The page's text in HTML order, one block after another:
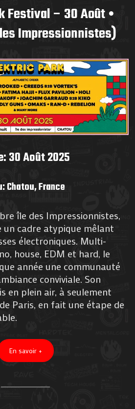
Festival – 30 Août •
Impressionnistes)
30 Août 2025
Chatou, France
île des Impressionnistes,
cadre atypique mêlant
électroniques. Multi-
house, EDM et hard, le
année une communauté
conviviale. Son
en plein air, à seulement
Paris, en fait une étape de
En savoir +